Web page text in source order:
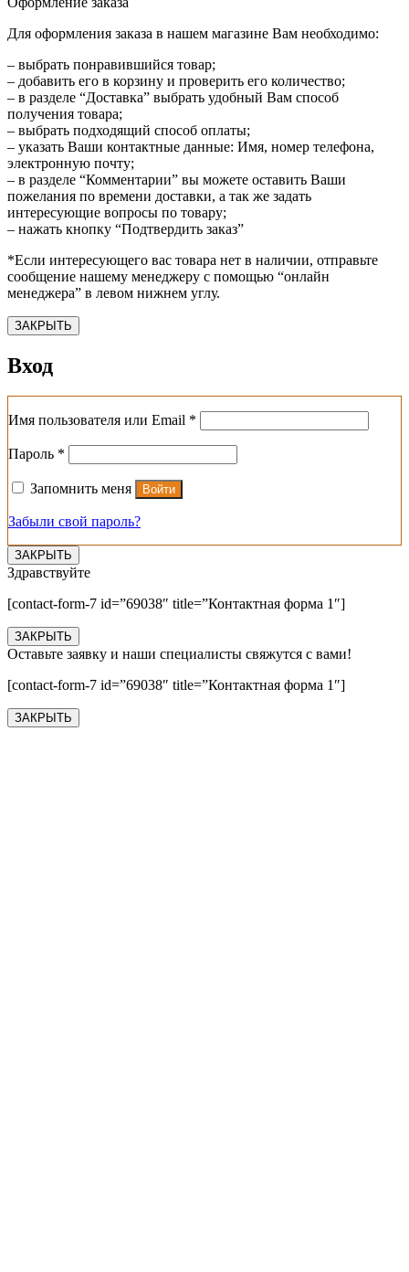
Для оформления заказа в нашем магазине Вам необходимо:
– выбрать понравившийся товар;
– добавить его в корзину и проверить его количество;
– в разделе “Доставка” выбрать удобный Вам способ
получения товара;
– выбрать подходящий способ оплаты;
– указать Ваши контактные данные: Имя, номер телефона,
электронную почту;
– в разделе “Комментарии” вы можете оставить Ваши
пожелания по времени доставки, а так же задать
интересующие вопросы по товару;
– нажать кнопку “Подтвердить заказ”
*Если интересующего вас товара нет в наличии, отправьте
сообщение нашему менеджеру с помощью “онлайн
менеджера” в левом нижнем углу.
ЗАКРЫТЬ
Вход
Имя пользователя или Email *
Пароль *
Запомнить меня Войти
Забыли свой пароль?
ЗАКРЫТЬ
Здравствуйте
[contact-form-7 id=”69038″ title=”Контактная форма 1″]
ЗАКРЫТЬ
Оставьте заявку и наши специалисты свяжутся с вами!
[contact-form-7 id=”69038″ title=”Контактная форма 1″]
ЗАКРЫТЬ